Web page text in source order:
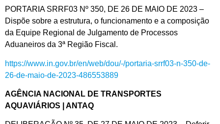
PORTARIA SRRF03 Nº 350, DE 26 DE MAIO DE 2023 –
Dispõe sobre a estrutura, o funcionamento e a composição
da Equipe Regional de Julgamento de Processos
Aduaneiros da 3ª Região Fiscal.
https://www.in.gov.br/en/web/dou/-/portaria-srrf03-n-350-de-
26-de-maio-de-2023-486553889
AGÊNCIA NACIONAL DE TRANSPORTES
AQUAVIÁRIOS | ANTAQ